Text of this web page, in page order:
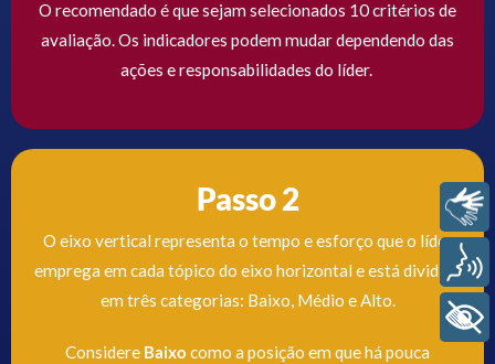
O recomendado é que sejam selecionados 10 critérios de
avaliação. Os indicadores podem mudar dependendo das
ações e responsabilidades do líder.
Passo 2
O eixo vertical representa o tempo e esforço que o líder
emprega em cada tópico do eixo horizontal e está dividido
em três categorias: Baixo, Médio e Alto.
Considere Baixo como a posição em que há pouca
Voz